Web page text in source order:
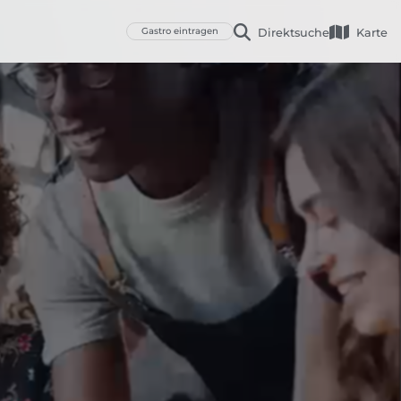
Gastro eintragen Direktsuche Karte